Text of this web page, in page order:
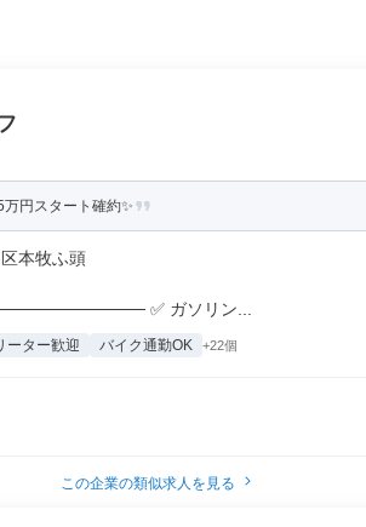
円スタート確約✨
本牧ふ頭
✅ ガソリン...
ーター歓迎 バイク通勤OK +22個
この企業の類似求人を見る